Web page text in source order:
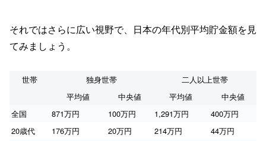
それではさらに広い視野で、日本の年代別平均貯金額を見
てみましょう。
世帯 独身世帯
二人以上世帯
平均値
中央値 平均値
中央値
全国
871万円 100万円 1,291万円
400万円
20歳代
176万円 20万円 214万円
44万円